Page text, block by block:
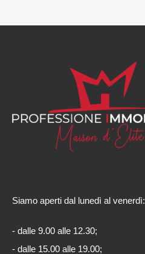
Siamo aperti dal lunedì al venerdì:
- dalle 9.00 alle 12.30;
- dalle 15.00 alle 19.00;